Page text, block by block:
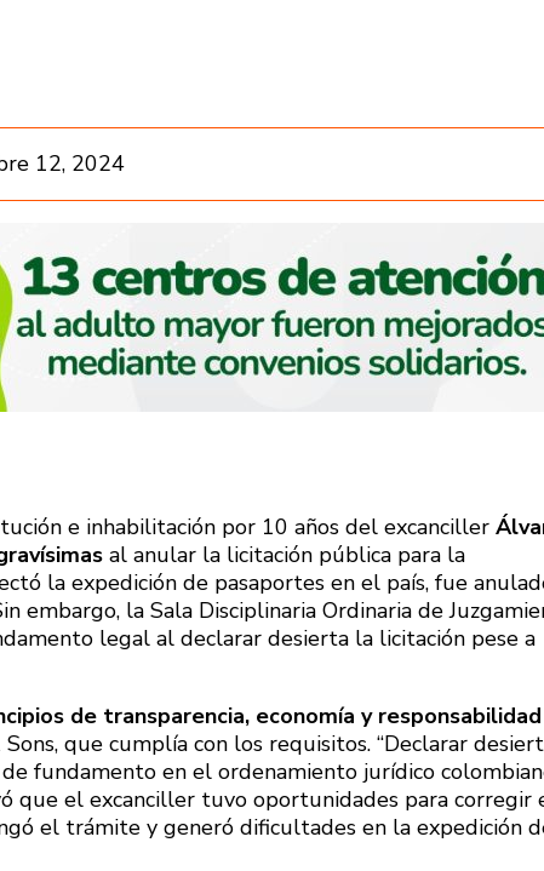
12, 2024
e inhabilitación por 10 años del excanciller
al anular la licitación pública para la
la expedición de pasaportes en el país, fue
embargo, la Sala Disciplinaria Ordinaria de
legal al declarar desierta la licitación pese a
de transparencia, economía y responsabilidad
que cumplía con los requisitos. “Declarar
fundamento en el ordenamiento jurídico
que el excanciller tuvo oportunidades para corregir
el trámite y generó dificultades en la expedición